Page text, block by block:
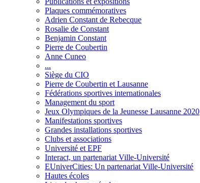
Plaques commémoratives
Adrien Constant de Rebecque
Rosalie de Constant
Benjamin Constant
Pierre de Coubertin
Anne Cuneo
...
Siège du CIO
Pierre de Coubertin et Lausanne
Fédérations sportives internationales
Management du sport
Jeux Olympiques de la Jeunesse Lausanne 2020
Manifestations sportives
Grandes installations sportives
Clubs et associations
Université et EPF
Interact, un partenariat Ville-Université
EUniverCities: Un partenariat Ville-Université
Hautes écoles